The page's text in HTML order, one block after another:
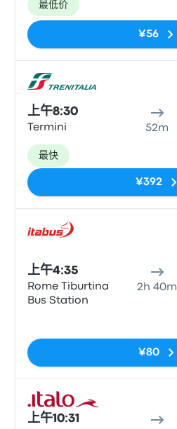
最低价
¥56
上午8:30
Termini 52m
最快
¥392
上午4:35
Rome Tiburtina
Bus Station
2h 40m
¥80
上午10:31